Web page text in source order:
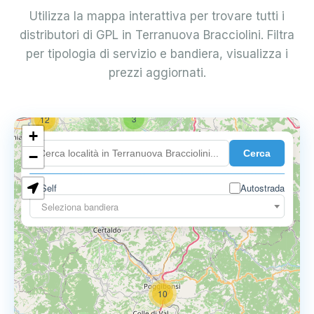
Utilizza la mappa interattiva per trovare tutti i
distributori di GPL in Terranuova Bracciolini. Filtra
per tipologia di servizio e bandiera, visualizza i
prezzi aggiornati.
Cerca
Self
Autostrada
Seleziona bandiera
3
10
3
3
12
+
−